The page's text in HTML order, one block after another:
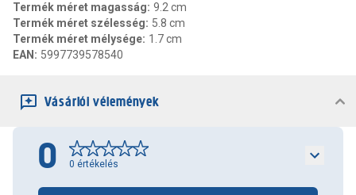
Termék méret magasság: 9.2 cm
Termék méret szélesség: 5.8 cm
Termék méret mélysége: 1.7 cm
EAN : 5997739578540
Vásárlói vélemények
0 0 értékelés